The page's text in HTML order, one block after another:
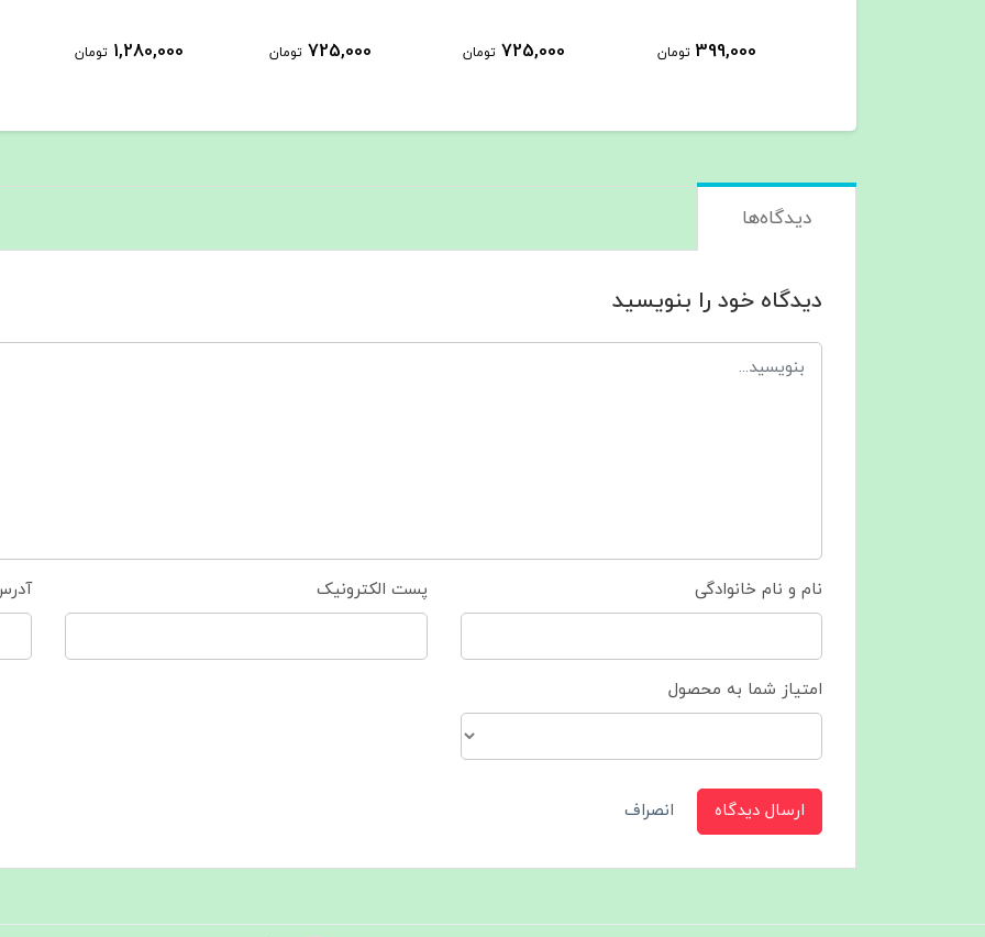
725,000 تومان 725,000 تومان 1,280,000 تومان 1,458,000 تومان
دیدگاه‌ها
دیدگاه خود را بنویسید
نام و نام خانوادگی پست الکترونیک
امتیاز شما به محصول
ارسال دیدگاه انصراف